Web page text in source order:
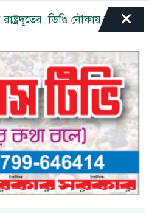
ডিঙি নৌকায় চড়ে ভীমরুলির×